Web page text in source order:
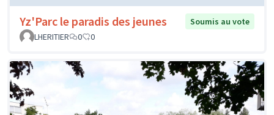
Yz'Parc le paradis des jeunes
Soumis au vote
LHERITIER
0 0